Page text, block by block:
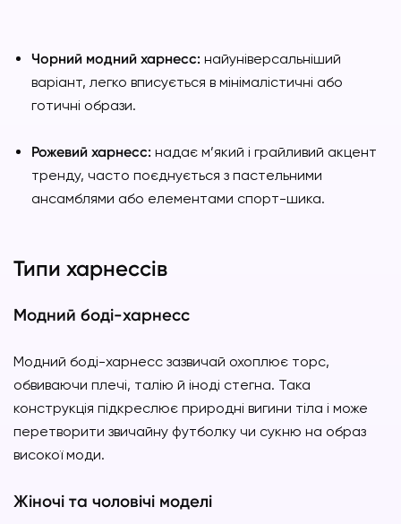
Чорний модний харнесс: найуніверсальніший
варіант, легко вписується в мінімалістичні або
готичні образи.
Рожевий харнесс: надає м’який і грайливий акцент
тренду, часто поєднується з пастельними
ансамблями або елементами спорт-шика.
Типи харнессів
Модний боді-харнесс
Модний боді-харнесс зазвичай охоплює торс,
обвиваючи плечі, талію й іноді стегна. Така
конструкція підкреслює природні вигини тіла і може
перетворити звичайну футболку чи сукню на образ
високої моди.
Жіночі та чоловічі моделі